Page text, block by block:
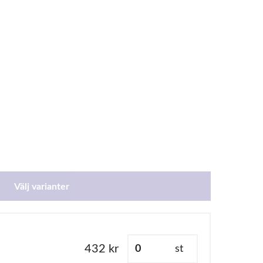
Välj varianter
432 kr st